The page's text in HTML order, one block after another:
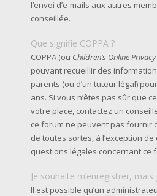
l’envoi d’e-mails aux autres
conseillée.
Que signifie COPPA ?
COPPA (ou Children’s Online
pouvant recueillir des
parents (ou d’un tuteur légal)
ans. Si vous n’êtes pas sûr que
votre place, contactez un
ce forum ne peuvent pas fournir
de toutes sortes, à l’exception
questions légales concernant ce
Je souhaite m’enregistrer, mais
Il est possible qu’un